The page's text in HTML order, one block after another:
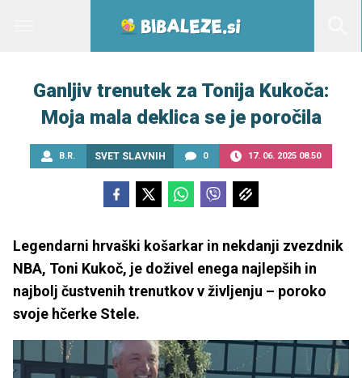
Ganljiv trenutek za Tonija Kukoča:
Moja mala deklica se je poročila
B.R. SVET SLAVNIH 0 17. 06. 2025 08.50
Legendarni hrvaški košarkar in nekdanji zvezdnik
NBA, Toni Kukoč, je doživel enega najlepših in
najbolj čustvenih trenutkov v življenju – poroko
svoje hčerke Stele.